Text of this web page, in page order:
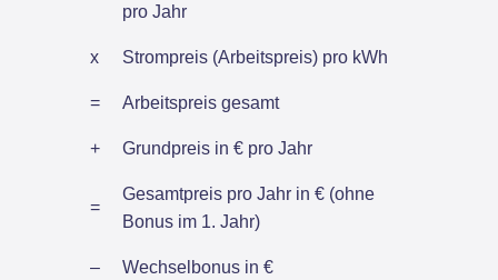
pro Jahr
x Strompreis (Arbeitspreis) pro kWh
= Arbeitspreis gesamt
+ Grundpreis in € pro Jahr
=
Gesamtpreis pro Jahr in € (ohne
Bonus im 1. Jahr)
– Wechselbonus in €